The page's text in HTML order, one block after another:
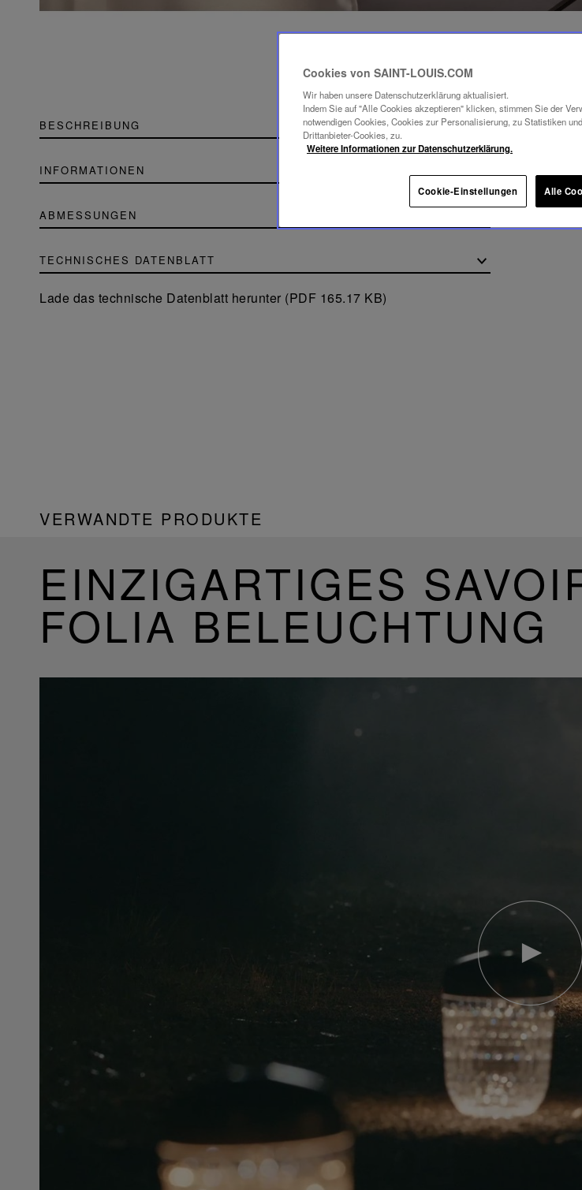
BESCHREIBUNG
INFORMATIONEN
ABMESSUNGEN
TECHNISCHES DATENBLATT
Lade das technische Datenblatt herunter (PDF 165.17 KB)
VERWANDTE PRODUKTE
EINZIGARTIGES
FOLIA BELEUCHTUNG
abspielen
YouTube-
Video,
Folia
Mini-
Portable-
Lampe
Cookies von SAINT-LOUIS.COM
Wir haben unsere Datenschutzerklärung aktualisiert.
Indem Sie auf "Alle Cookies akzeptieren" klicken, stimmen Sie der
notwendigen Cookies, Cookies zur Personalisierung, zu Statistiken
Drittanbieter-Cookies, zu.
Weitere Informationen zur Datenschutzerklärung.
Cookie-Einstellungen Alle